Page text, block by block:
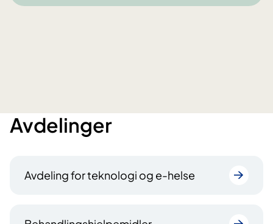
Avdelinger
Avdeling for teknologi og e-helse